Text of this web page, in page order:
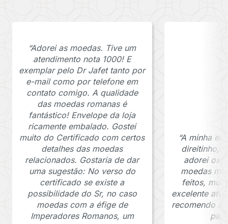
“Adorei as moedas. Tive um
atendimento nota 1000! E
exemplar pelo Dr Jafet tanto por
e-mail como por telefone em
contato comigo. A qualidade
das moedas romanas é
fantástico! Envelope da loja
ricamente embalado. Gostei
muito do Certificado com certos
detalhes das moedas
relacionados. Gostaria de dar
uma sugestão: No verso do
certificado se existe a
possibilidade do Sr, no caso
moedas com a éfige de
Imperadores Romanos, um
“A minha
direitinho,
adorei os
moedas
feitos,
excelente
recomendo o